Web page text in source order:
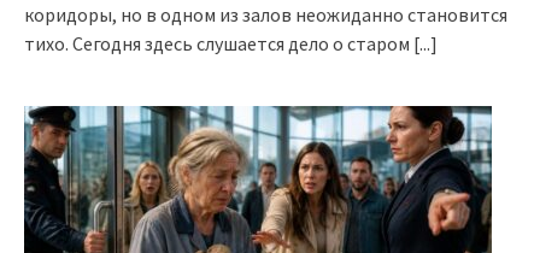
коридоры, но в одном из залов неожиданно становится
тихо. Сегодня здесь слушается дело о старом [...]